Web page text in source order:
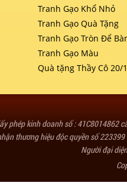
Tranh Gạo Khổ Nhỏ
Tranh Gạo Quà Tặng
Tranh Gạo Tròn Để
Tranh Gạo Màu
Quà tặng Thầy Cô 20/
phép kinh doanh số : 41C8014862
thương hiệu độc quyền số
Người đại